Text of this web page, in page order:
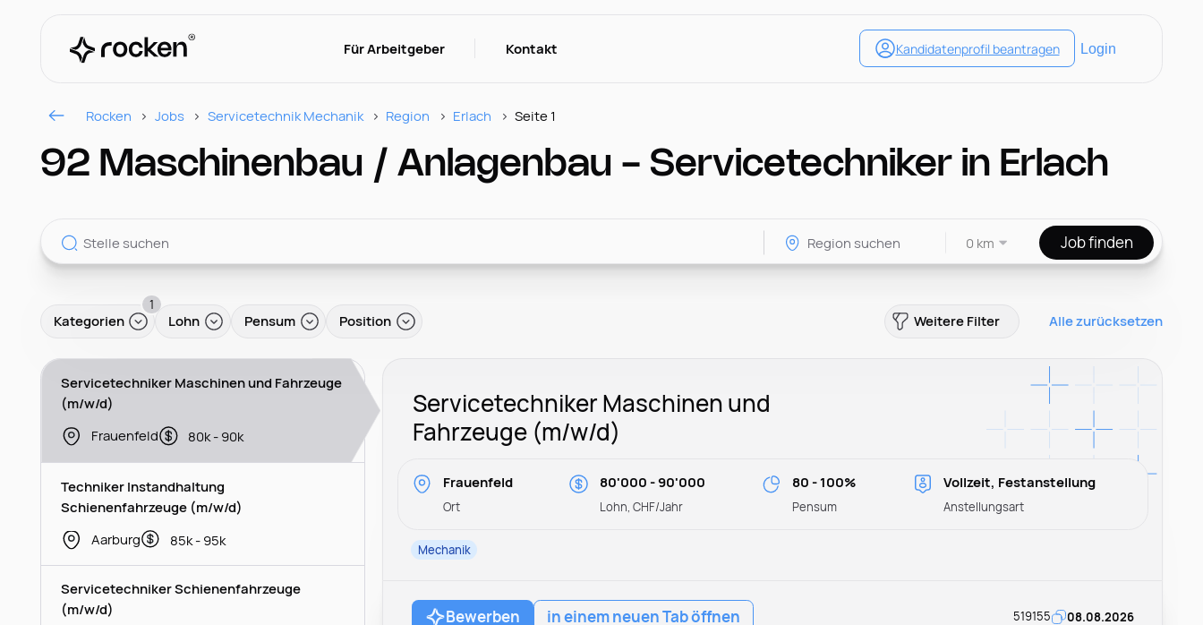
Für Arbeitgeber Kontakt
Rocken Jobs Servicetechnik Mechanik Region Erlach Seite 1
92 Maschinenbau / Anlagenbau - Servicetechniker in Erlach
0 km Job finden
Kategorien
1
Lohn Pensum Position Weitere Filter Alle zurücksetzen
Servicetechniker Maschinen und Fahrzeuge
(m/w/d)
Frauenfeld
80k - 90k
Techniker Instandhaltung
Schienenfahrzeuge (m/w/d)
Aarburg
85k - 95k
Servicetechniker Schienenfahrzeuge
(m/w/d)
Servicetechniker Maschinen und
Fahrzeuge (m/w/d)
Frauenfeld
Ort
80'000 - 90'000
Lohn, CHF/Jahr
80 - 100%
Pensum
Vollzeit, Festanstellung
Anstellungsart
Mechanik
Bewerben in einem neuen Tab öffnen 519155 08.08.2026